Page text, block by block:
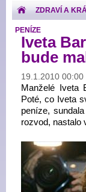
ZDRAVÍ A
PENÍZE
Iveta
bude
19.1.2010
Manželé Iveta
Poté, co Iveta
peníze,
rozvod, nastalo